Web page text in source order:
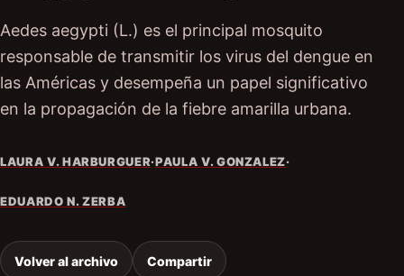
Aedes aegypti (L.) es el principal mosquito
responsable de transmitir los virus del dengue en
las Américas y desempeña un papel significativo
en la propagación de la fiebre amarilla urbana.
LAURA V. HARBURGUER·PAULA V. GONZALEZ·
EDUARDO N. ZERBA
Volver al archivo Compartir